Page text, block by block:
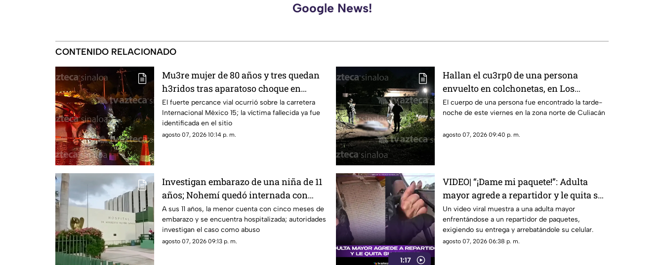
Google News!
CONTENIDO RELACIONADO
Mu3re mujer de 80 años y tres quedan
h3ridos tras aparatoso choque en
Limón de los Ramos, Culiacán
El fuerte percance vial ocurrió sobre la carretera
Internacional México 15; la víctima fallecida ya fue
identificada en el sitio
agosto 07, 2026 10:14 p. m.
Hallan el cu3rp0 de una persona
envuelto en colchonetas, en Los
Cerritos, Culiacán
El cuerpo de una persona fue encontrado la tarde-
noche de este viernes en la zona norte de Culiacán
agosto 07, 2026 09:40 p. m.
Investigan embarazo de una niña de 11
años; Nohemí quedó internada con
cinco meses de gestación
A sus 11 años, la menor cuenta con cinco meses de
embarazo y se encuentra hospitalizada; autoridades
investigan el caso como abuso
agosto 07, 2026 09:13 p. m.
1:17
VIDEO| “¡Dame mi paquete!”: Adulta
mayor agrede a repartidor y le quita su
celular
Un video viral muestra a una adulta mayor
enfrentándose a un repartidor de paquetes,
exigiendo su entrega y arrebatándole su celular.
agosto 07, 2026 06:38 p. m.